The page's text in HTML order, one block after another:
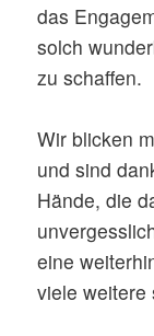
das
solch
zu schaffen.
Wir blicken
und sind
Hände, die
eine
viele weitere